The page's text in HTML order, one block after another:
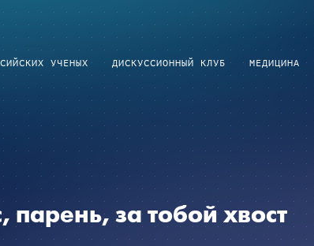
УЧЕНЫХ ДИСКУССИОННЫЙ КЛУБ МЕДИЦИНА
парень, за тобой хвост